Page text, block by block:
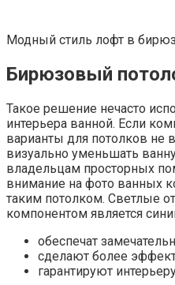
Модный стиль лофт в
Бирюзовый
Такое решение нечасто
интерьера ванной. Если
варианты для потолков не
визуально уменьшать
владельцам просторных
внимание на фото ванных
таким потолком. Светлые
компонентом является
обеспечат
сделают более
гарантируют